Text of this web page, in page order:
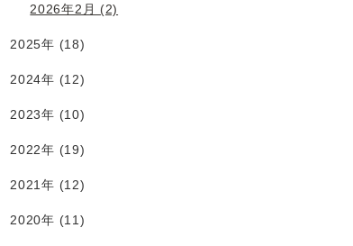
2026年2月 (2)
2025年 (18)
2024年 (12)
2023年 (10)
2022年 (19)
2021年 (12)
2020年 (11)